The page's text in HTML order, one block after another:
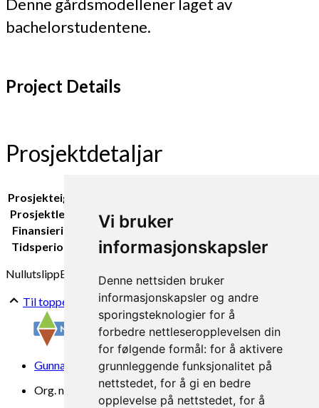
Vi bruker
informasjonskapsler
Denne nettsiden bruker
informasjonskapsler og andre
sporingsteknologier for å
forbedre nettleseropplevelsen din
for følgende formål: for å aktivere
grunnleggende funksjonalitet på
nettstedet, for å gi en bedre
opplevelse på nettstedet, for å
bachelorstudentene.
Project Details
Prosjektdetaljar
Prosjekteigar:
Prosjektleiar:
Ingvar Kvande
Finansiering:
Landbruks- og matdepartementet
Tidsperiode:
2020
NullutslippEnergi
Til toppen
Gunnars veg 6, 6630 Tingvoll
Org. nr. 969 840 383